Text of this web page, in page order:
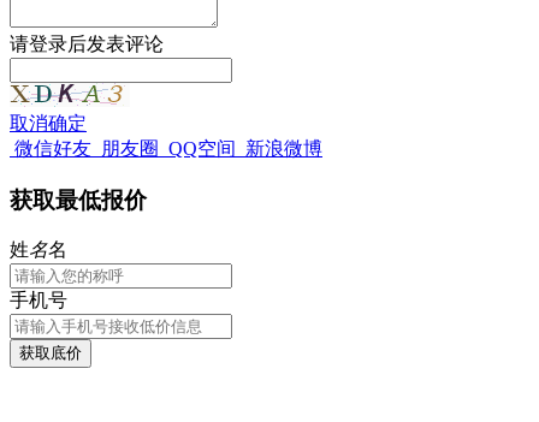
请登录后发表评论
取消确定
微信好友 朋友圈 QQ空间 新浪微博
获取最低报价
姓名名
手机号
获取底价